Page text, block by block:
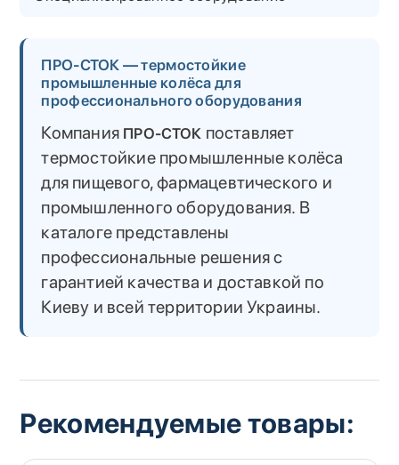
ПРО-СТОК — термостойкие
промышленные колёса для
профессионального оборудования
Компания ПРО-СТОК поставляет
термостойкие промышленные колёса
для пищевого, фармацевтического и
промышленного оборудования. В
каталоге представлены
профессиональные решения с
гарантией качества и доставкой по
Киеву и всей территории Украины.
Рекомендуемые товары: